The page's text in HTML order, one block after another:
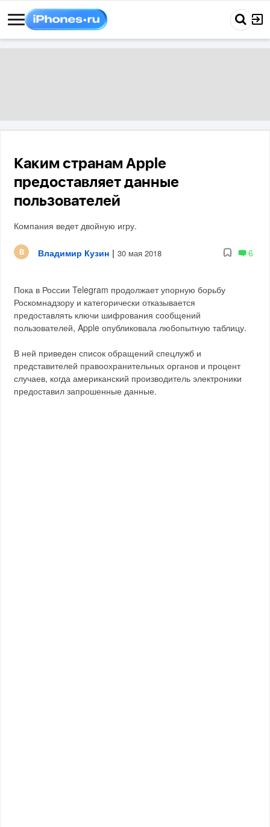
Каким странам Apple
предоставляет данные
пользователей
Компания ведет двойную игру.
Владимир Кузин | 30 мая 2018 6
Пока в России Telegram продолжает упорную борьбу
Роскомнадзору и категорически отказывается
предоставлять ключи шифрования сообщений
пользователей, Apple опубликовала любопытную таблицу.
В ней приведен список обращений спецлужб и
представителей правоохранительных органов и процент
случаев, когда американский производитель электроники
предоставил запрошенные данные.